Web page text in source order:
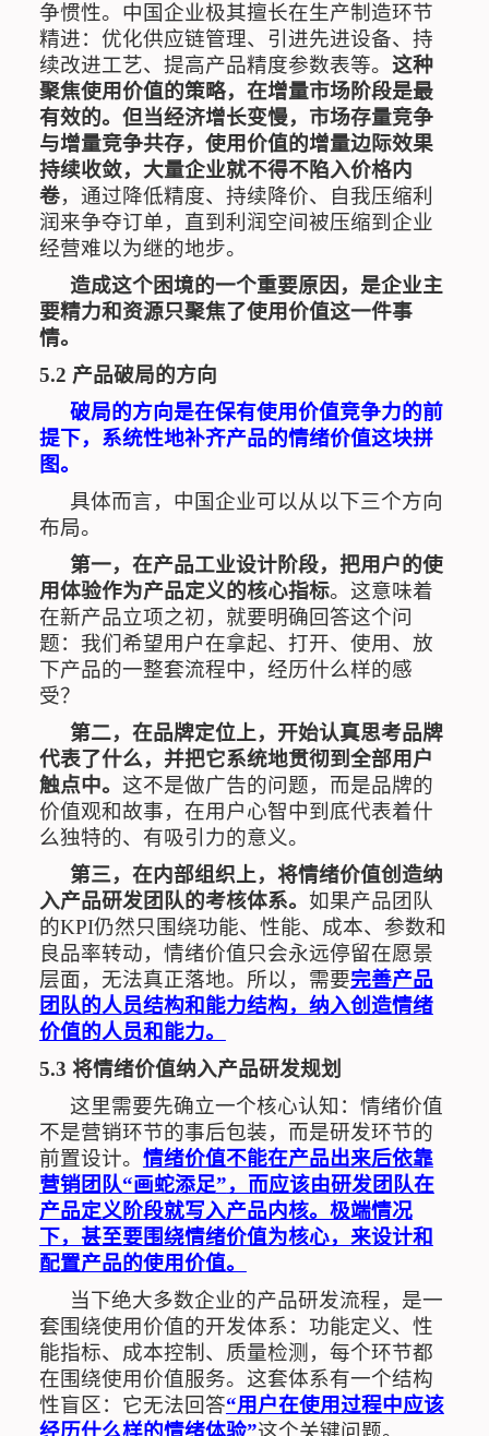
争惯性。中国企业极其擅长在生产制造环节
精进：优化供应链管理、引进先进设备、持
续改进工艺、提高产品精度参数表等。 这种
聚焦使用价值的策略，在增量市场阶段是最
有效的。但当经济增长变慢，市场存量竞争
与增量竞争共存，使用价值的增量边际效果
持续收敛，大量企业就不得不陷入价格内
卷，通过降低精度、持续降价、自我压缩利
润来争夺订单，直到利润空间被压缩到企业
经营难以为继的地步。
造成这个困境的一个重要原因，是企业主
要精力和资源只聚焦了使用价值这一件事
情。
5.2 产品破局的方向
破局的方向是在保有使用价值竞争力的前
提下，系统性地补齐产品的情绪价值这块拼
图。
具体而言，中国企业可以从以下三个方向
布局。
第一，在产品工业设计阶段，把用户的使
用体验作为产品定义的核心指标。这意味着
在新产品立项之初，就要明确回答这个问
题：我们希望用户在拿起、打开、使用、放
下产品的一整套流程中，经历什么样的感
受？
第二，在品牌定位上，开始认真思考品牌
代表了什么，并把它系统地贯彻到全部用户
触点中。 这不是做广告的问题，而是品牌的
价值观和故事，在用户心智中到底代表着什
么独特的、有吸引力的意义。
第三，在内部组织上，将情绪价值创造纳
入产品研发团队的考核体系。 如果产品团队
的KPI仍然只围绕功能、性能、成本、参数和
良品率转动，情绪价值只会永远停留在愿景
层面，无法真正落地。所以，需要完善产品
团队的人员结构和能力结构，纳入创造情绪
价值的人员和能力。
5.3 将情绪价值纳入产品研发规划
这里需要先确立一个核心认知：情绪价值
不是营销环节的事后包装，而是研发环节的
前置设计。 情绪价值不能在产品出来后依靠
营销团队“画蛇添足”，而应该由研发团队在
产品定义阶段就写入产品内核。极端情况
下，甚至要围绕情绪价值为核心，来设计和
配置产品的使用价值。
当下绝大多数企业的产品研发流程，是一
套围绕使用价值的开发体系：功能定义、性
能指标、成本控制、质量检测，每个环节都
在围绕使用价值服务。这套体系有一个结构
性盲区：它无法回答“用户在使用过程中应该
经历什么样的情绪体验”这个关键问题。